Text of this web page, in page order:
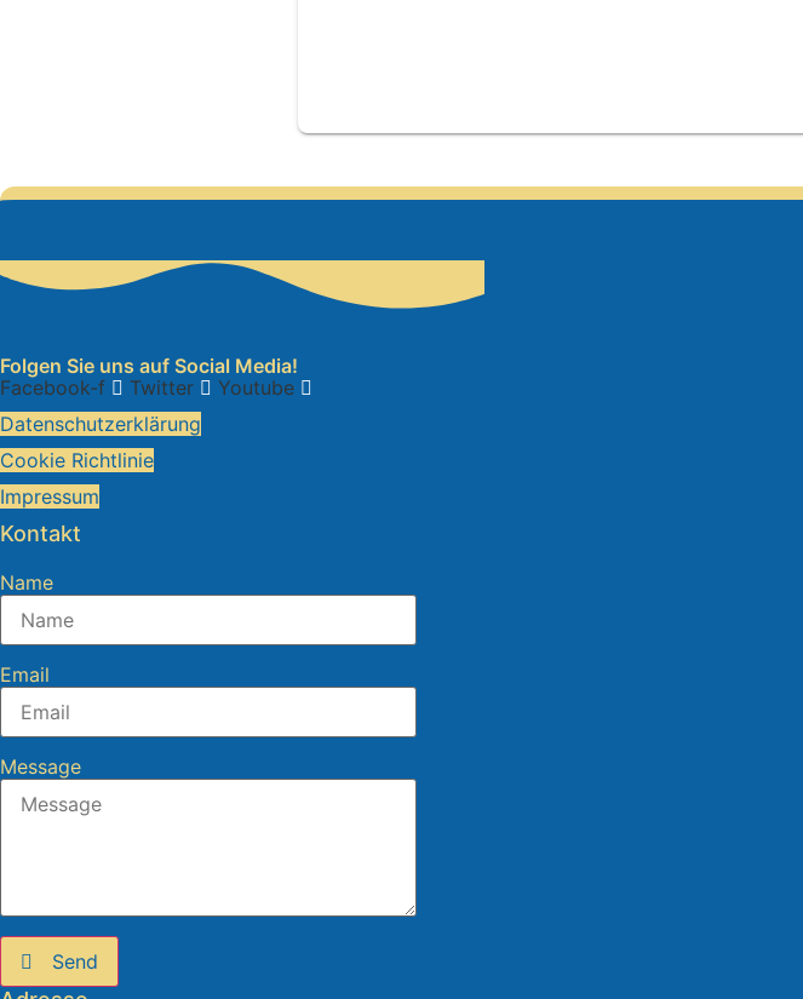
Folgen Sie uns auf Social Media!
Facebook-f
Twitter
Youtube
Datenschutzerklärung
Cookie Richtlinie
Impressum
Kontakt
Name
Email
Message
Send